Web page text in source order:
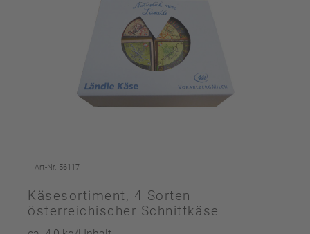
Art-Nr. 56117
Käsesortiment, 4 Sorten
österreichischer Schnittkäse